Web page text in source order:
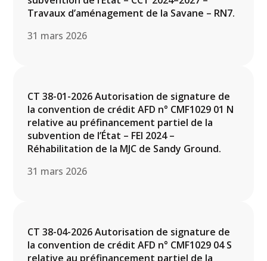
Travaux d’aménagement de la Savane – RN7.
31 mars 2026
CT 38-01-2026 Autorisation de signature de
la convention de crédit AFD n° CMF1029 01 N
relative au préfinancement partiel de la
subvention de l’État – FEI 2024 –
Réhabilitation de la MJC de Sandy Ground.
31 mars 2026
CT 38-04-2026 Autorisation de signature de
la convention de crédit AFD n° CMF1029 04 S
relative au préfinancement partiel de la